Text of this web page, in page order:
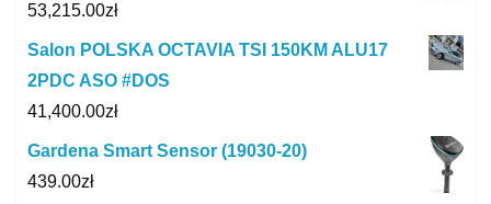
53,215.00zł
Salon POLSKA OCTAVIA TSI 150KM ALU17
2PDC ASO #DOS
41,400.00zł
Gardena Smart Sensor (19030-20)
439.00zł